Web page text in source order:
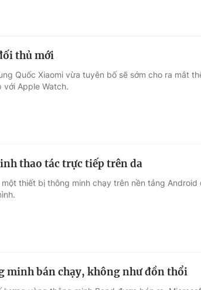
thủ mới
Quốc Xiaomi vừa tuyên bố sẽ sớm cho ra mắt
với Apple Watch.
thao tác trực tiếp trên da
thiết bị thông minh chạy trên nền tảng
minh bán chạy, không như đồn thổi